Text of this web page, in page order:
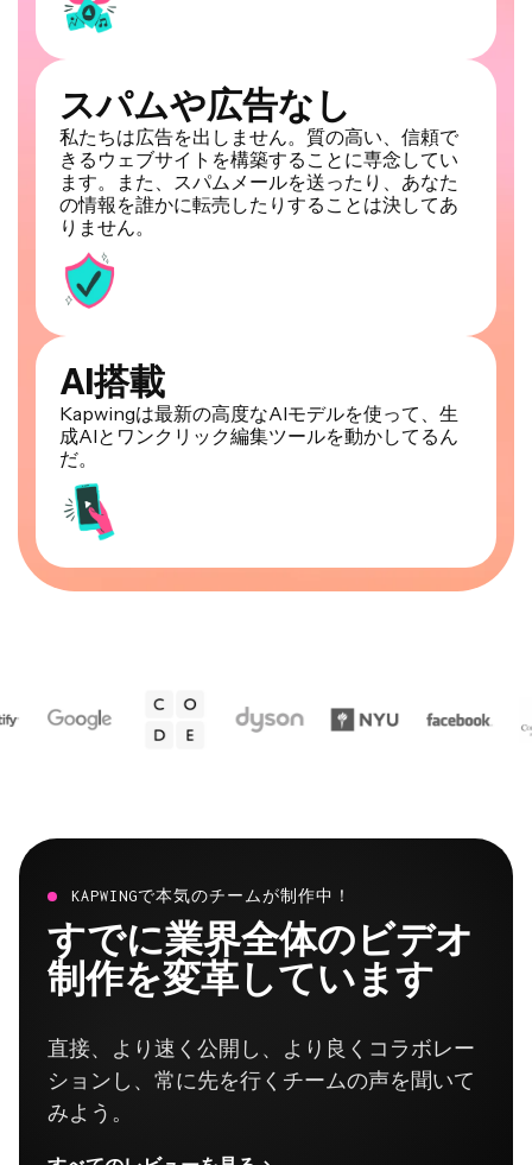
スパムや広告なし
私たちは広告を出しません。質の高い、信頼で
きるウェブサイトを構築することに専念してい
ます。また、スパムメールを送ったり、あなた
の情報を誰かに転売したりすることは決してあ
りません。
AI搭載
Kapwingは最新の高度なAIモデルを使って、生
成AIとワンクリック編集ツールを動かしてるん
だ。
KAPWINGで本気のチームが制作中！
すでに業界全体のビデオ
制作を変革しています
直接、より速く公開し、より良くコラボレー
ションし、常に先を行くチームの声を聞いて
みよう。